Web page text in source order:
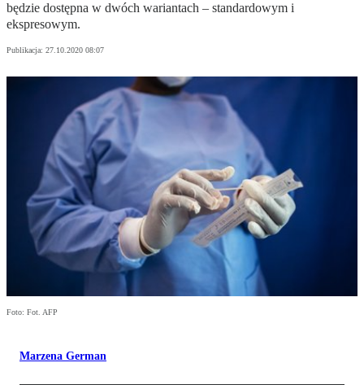
będzie dostępna w dwóch wariantach – standardowym i
ekspresowym.
Publikacja: 27.10.2020 08:07
Foto: Fot. AFP
Marzena German